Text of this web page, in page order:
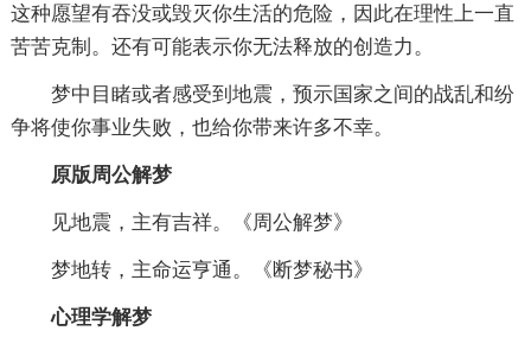
这种愿望有吞没或毁灭你生活的危险，因此在理性上一直
苦苦克制。还有可能表示你无法释放的创造力。
梦中目睹或者感受到地震，预示国家之间的战乱和纷
争将使你事业失败，也给你带来许多不幸。
原版周公解梦
见地震，主有吉祥。《周公解梦》
梦地转，主命运亨通。《断梦秘书》
心理学解梦